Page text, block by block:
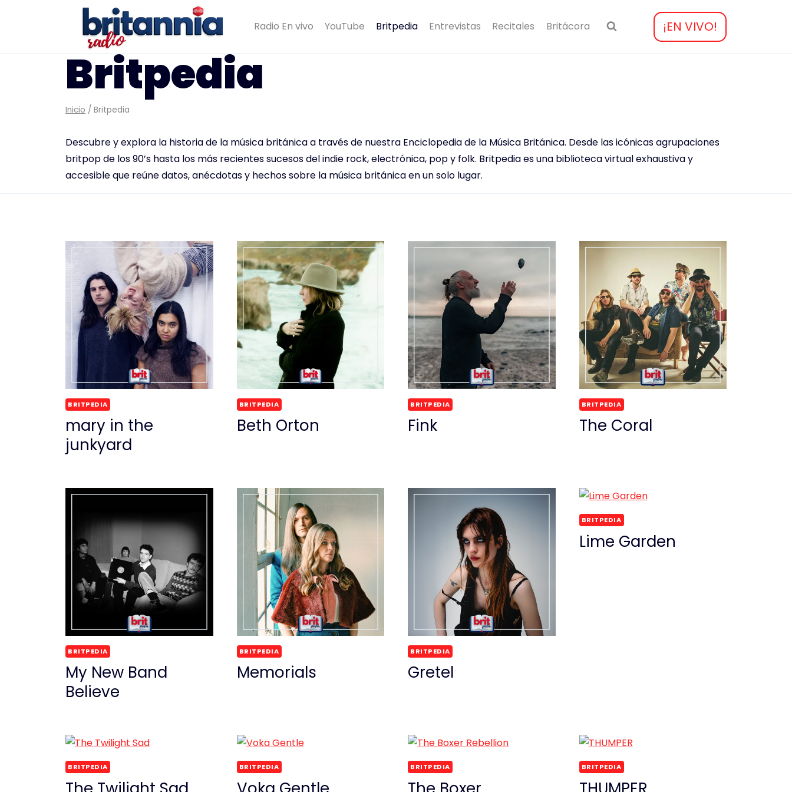
Radio En vivo YouTube Britpedia Entrevistas Recitales Britácora ¡EN VIVO!
Britpedia
Inicio / Britpedia
Descubre y explora la historia de la música británica a través de nuestra Enciclopedia de la Música Británica. Desde las icónicas agrupaciones
britpop de los 90’s hasta los más recientes sucesos del indie rock, electrónica, pop y folk. Britpedia es una biblioteca virtual exhaustiva y
accesible que reúne datos, anécdotas y hechos sobre la música británica en un solo lugar.
BRITPEDIA
mary in the
junkyard
BRITPEDIA
Beth Orton
BRITPEDIA
Fink
BRITPEDIA
The Coral
BRITPEDIA
My New Band
Believe
BRITPEDIA
Memorials
BRITPEDIA
Gretel
BRITPEDIA
Lime Garden
BRITPEDIA BRITPEDIA BRITPEDIA BRITPEDIA